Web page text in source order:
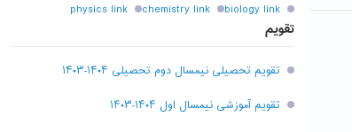
biology link
chemistry link
physics link
تقویم
تقویم تحصیلی نیمسال دوم تحصیلی ۱۴۰۴-۱۴۰۳
تقویم آموزشی نیمسال اول ۱۴۰۴-۱۴۰۳